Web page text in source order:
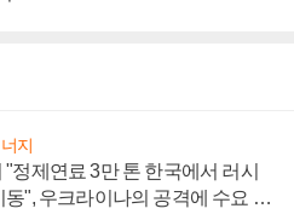
지
"정제연료 3만 톤 한국에서 러시
동", 우크라이나의 공격에 수요 늘